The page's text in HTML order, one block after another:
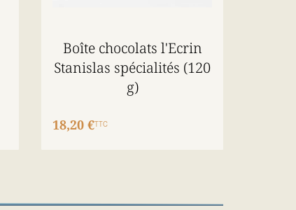
Boîte chocolats l'Ecrin
Stanislas spécialités (120
g)
18,20 €TTC